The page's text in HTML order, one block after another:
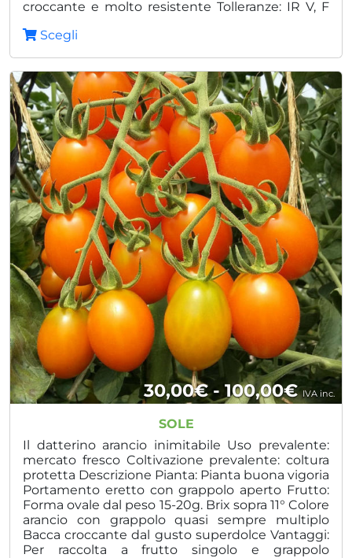
croccante e molto resistente Tolleranze: IR V, F
Produzione costante e significativa Indicato per
Scegli
30,00€ - 100,00€
da
a
IVA inc.
SOLE
Il datterino arancio inimitabile Uso prevalente:
mercato fresco Coltivazione prevalente: coltura
protetta Descrizione Pianta: Pianta buona vigoria
Portamento eretto con grappolo aperto Frutto:
Forma ovale dal peso 15-20g. Brix sopra 11° Colore
arancio con grappolo quasi sempre multiplo
Bacca croccante dal gusto superdolce Vantaggi:
Per raccolta a frutto singolo e grappolo